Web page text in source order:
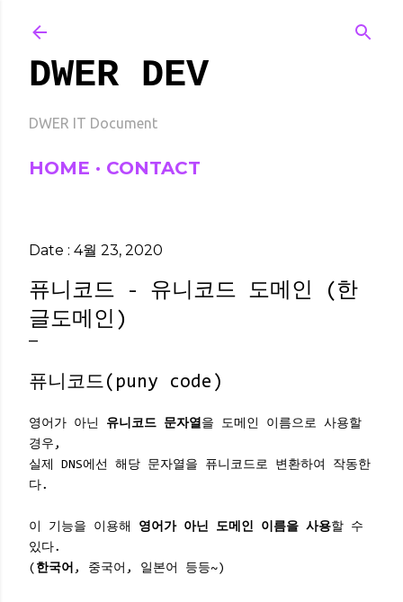
DWER DEV
DWER IT Document
HOME CONTACT
Date : 4월 23, 2020
퓨니코드 - 유니코드 도메인 (한
글도메인)
퓨니코드(puny code)
영어가 아닌 유니코드 문자열을 도메인 이름으로 사용할
경우,
실제 DNS에선 해당 문자열을 퓨니코드로 변환하여 작동한
다.
이 기능을 이용해 영어가 아닌 도메인 이름을 사용할 수
있다.
( 한국어 , 중국어, 일본어 등등~)